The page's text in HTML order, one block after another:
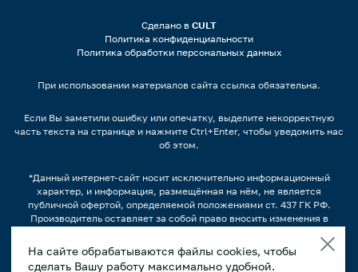
Сделано в CULT
Политика конфиденциальности
Политика обработки персональных данных
При использовании материалов сайта ссылка обязательна.
Если Вы заметили ошибку или опечатку, выделите некорректную
часть текста на странице и нажмите Ctrl+Enter, чтобы уведомить нас
об этом.
*Данный интернет-сайт носит исключительно информационный
характер, и информация, размещённая на нём, не является
публичной офертой, определяемой положениями ст. 437 ГК РФ.
Производитель оставляет за собой право вносить изменения в
предварительного уведомления.
Изображения продукции, а также, варианты наполнения
На сайте обрабатываются файлы cookies, чтобы
сделать Вашу работу максимально удобной.